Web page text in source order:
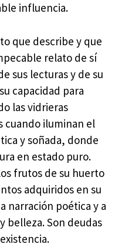
influencia.
que describe y que
relato de sí
sus lecturas y de su
capacidad para
las vidrieras
cuando iluminan el
y soñada, donde
en estado puro.
frutos de su huerto
adquiridos en su
narración poética y a
belleza. Son deudas